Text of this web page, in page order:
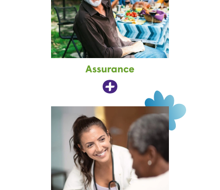
Assurance